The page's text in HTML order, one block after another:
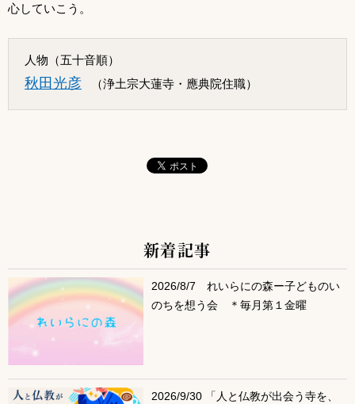
心していこう。
人物（五十音順）
秋田光彦 （浄土宗大蓮寺・應典院住職）
サブコンテンツ
新着記事
2026/8/7 れいらにの森ー子どものい
のちを想う会 ＊毎月第１金曜
2026/9/30 「人と仏教が出会う寺を、